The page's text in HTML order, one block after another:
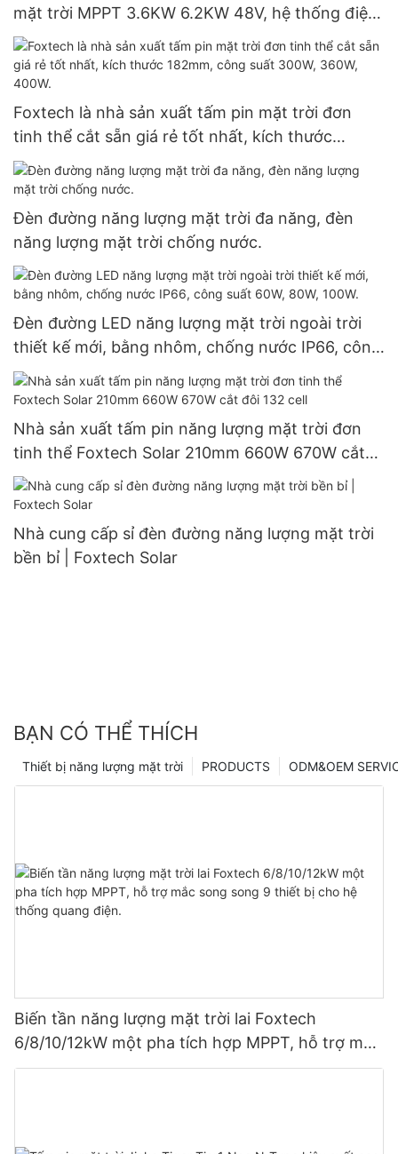
mặt trời MPPT 3.6KW 6.2KW 48V, hệ thống điện
độc lập, lai ghép, dùng cho gia đình, sử dụng pin
Lithium.
Foxtech là nhà sản xuất tấm pin mặt trời đơn
tinh thể cắt sẵn giá rẻ tốt nhất, kích thước
182mm, công suất 300W, 360W, 400W.
Đèn đường năng lượng mặt trời đa năng, đèn
năng lượng mặt trời chống nước.
Đèn đường LED năng lượng mặt trời ngoài trời
thiết kế mới, bằng nhôm, chống nước IP66, công
suất 60W, 80W, 100W.
Nhà sản xuất tấm pin năng lượng mặt trời đơn
tinh thể Foxtech Solar 210mm 660W 670W cắt
đôi 132 cell
Nhà cung cấp sỉ đèn đường năng lượng mặt trời
bền bỉ | Foxtech Solar
BẠN CÓ THỂ THÍCH
ODM&OEM
PRODUCTS
Thiết bị năng lượng mặt trời
Biến tần năng lượng mặt trời lai Foxtech
6/8/10/12kW một pha tích hợp MPPT, hỗ trợ mắc
song song 9 thiết bị cho hệ thống quang điện.